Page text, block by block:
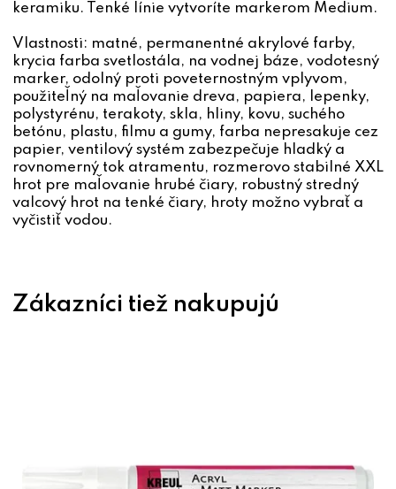
keramiku. Tenké línie vytvoríte markerom Medium.
Vlastnosti: matné, permanentné akrylové farby,
krycia farba svetlostála, na vodnej báze, vodotesný
marker, odolný proti poveternostným vplyvom,
použiteľný na maľovanie dreva, papiera, lepenky,
polystyrénu, terakoty, skla, hliny, kovu, suchého
betónu, plastu, filmu a gumy, farba nepresakuje cez
papier, ventilový systém zabezpečuje hladký a
rovnomerný tok atramentu, rozmerovo stabilné XXL
hrot pre maľovanie hrubé čiary, robustný stredný
valcový hrot na tenké čiary, hroty možno vybrať a
vyčistiť vodou.